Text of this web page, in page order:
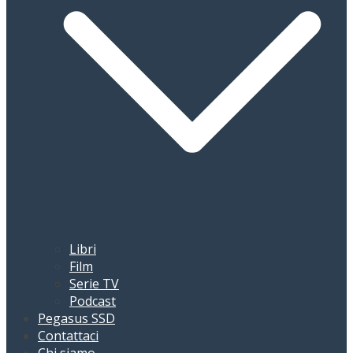
Libri
Film
Serie TV
Podcast
Pegasus SSD
Contattaci